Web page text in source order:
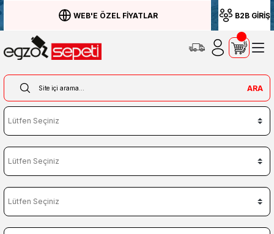
WEB'E ÖZEL FİYATLAR B2B GİRİŞ
ARA